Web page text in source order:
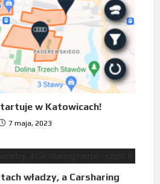
w Katowicach!
7 maja, 2023
władzy, a Carsharing